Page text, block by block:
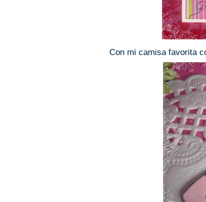
Con mi camisa favorita